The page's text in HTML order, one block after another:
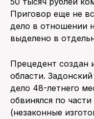
Приговор еще не
дело в отношении
выделено в
Прецедент создан
области.
дело 48-летнего
обвинялся по
(незаконные